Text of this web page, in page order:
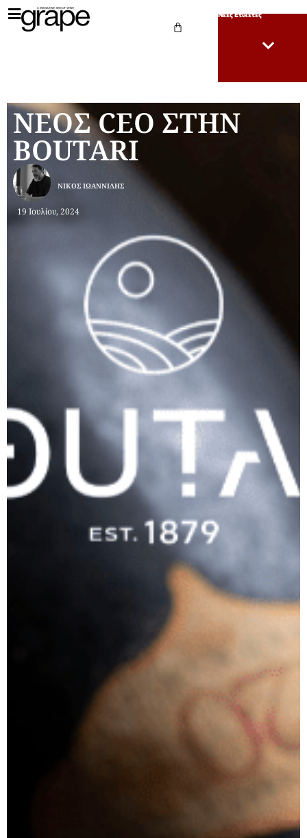
Νέες Ετικέτες
ΝΕΟΣ CEO ΣΤΗΝ
BOUTARI
19 Ιουλίου, 2024
ΝΊΚΟΣ ΙΩΑΝΝΊΔΗΣ